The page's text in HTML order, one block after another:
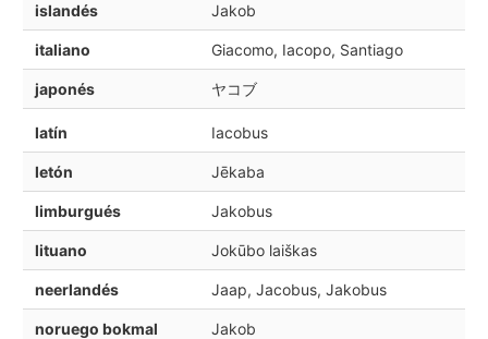
islandés Jakob
italiano Giacomo, Iacopo, Santiago
japonés ヤコブ
latín Iacobus
letón Jēkaba
limburgués Jakobus
lituano Jokūbo laiškas
neerlandés Jaap, Jacobus, Jakobus
noruego bokmal Jakob